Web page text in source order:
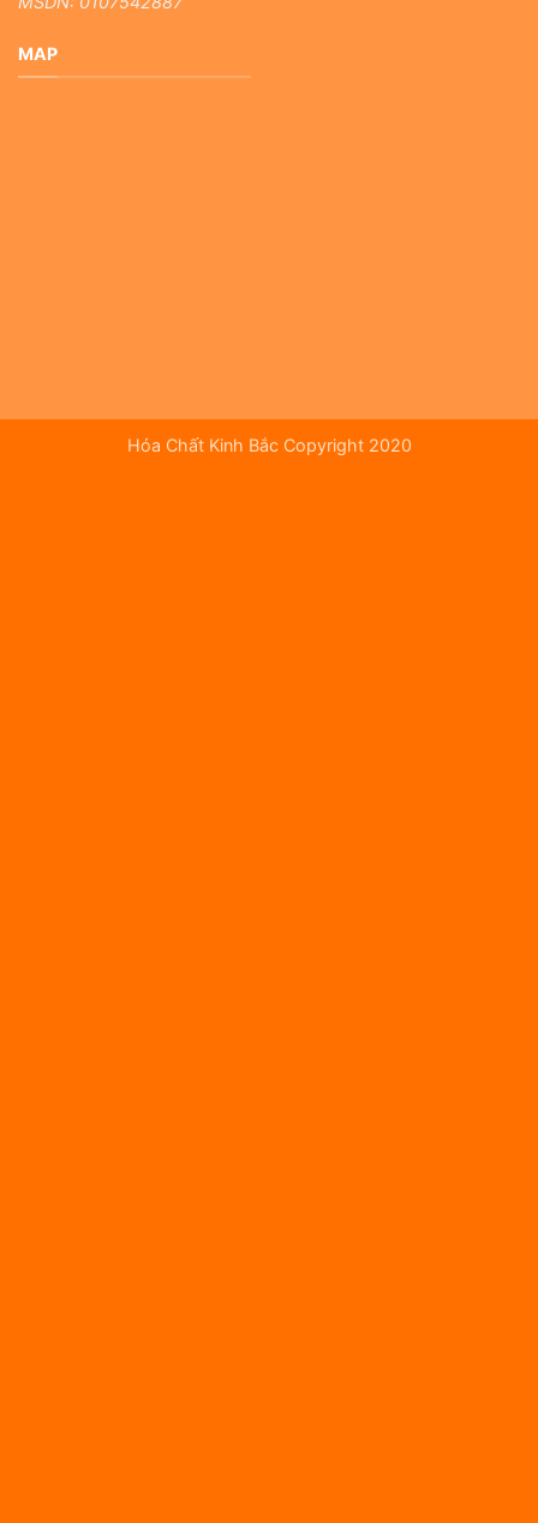
MAP
Hóa Chất Kinh Bắc Copyright 2020